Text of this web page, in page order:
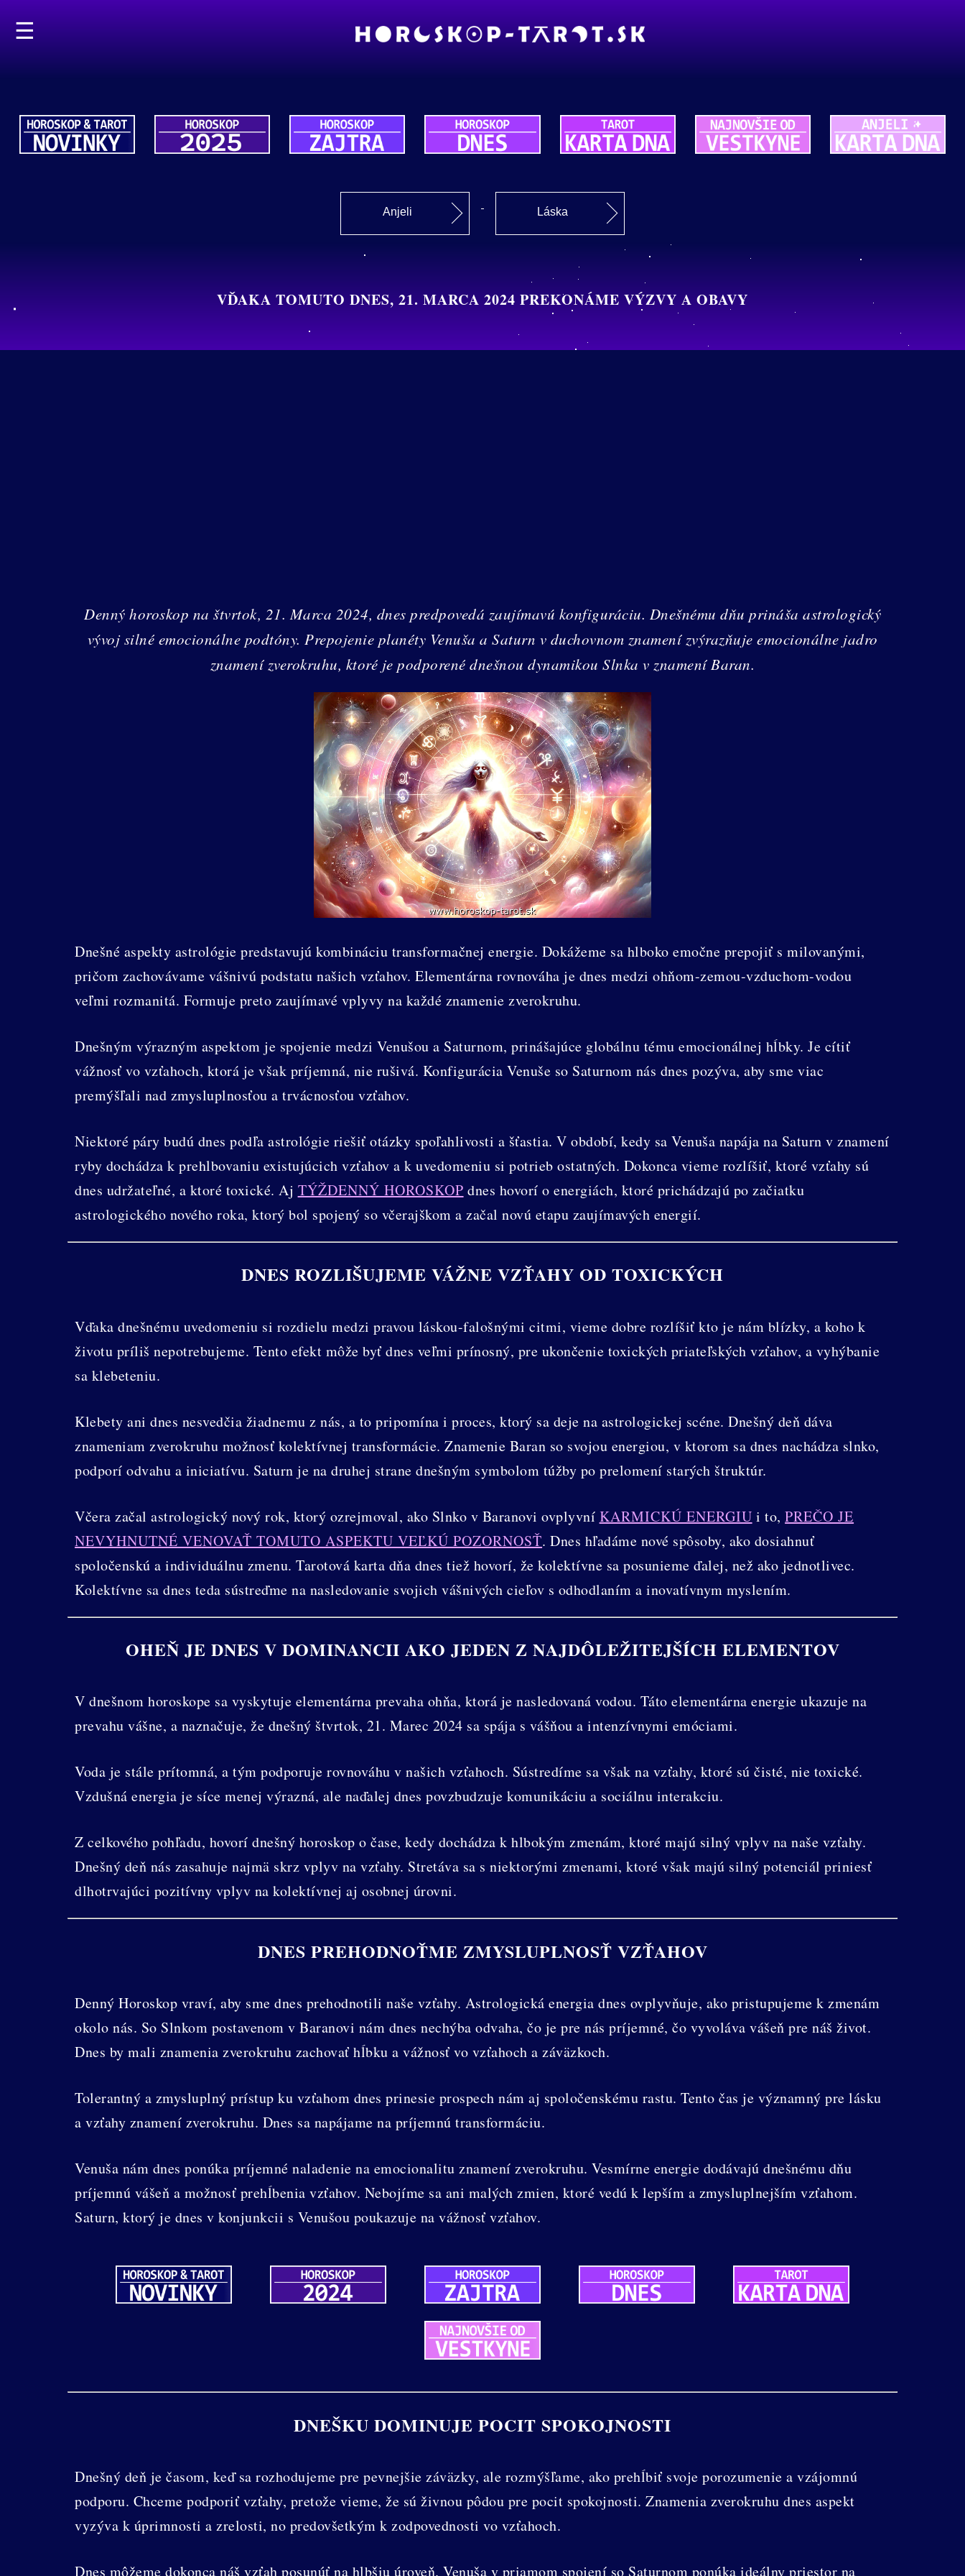
☰
Anjeli Láska
VĎAKA TOMUTO DNES, 21. MARCA 2024 PREKONÁME VÝZVY A OBAVY
Denný horoskop na štvrtok, 21. Marca 2024, dnes predpovedá zaujímavú konfiguráciu. Dnešnému dňu prináša astrologický
vývoj silné emocionálne podtóny. Prepojenie planéty Venuša a Saturn v duchovnom znamení zvýrazňuje emocionálne jadro
znamení zverokruhu, ktoré je podporené dnešnou dynamikou Slnka v znamení Baran.
Dnešné aspekty astrológie predstavujú kombináciu transformačnej energie. Dokážeme sa hlboko emočne prepojiť s milovanými,
pričom zachovávame vášnivú podstatu našich vzťahov. Elementárna rovnováha je dnes medzi ohňom-zemou-vzduchom-vodou
veľmi rozmanitá. Formuje preto zaujímavé vplyvy na každé znamenie zverokruhu.
Dnešným výrazným aspektom je spojenie medzi Venušou a Saturnom, prinášajúce globálnu tému emocionálnej hĺbky. Je cítiť
vážnosť vo vzťahoch, ktorá je však príjemná, nie rušivá. Konfigurácia Venuše so Saturnom nás dnes pozýva, aby sme viac
premýšľali nad zmysluplnosťou a trvácnosťou vzťahov.
Niektoré páry budú dnes podľa astrológie riešiť otázky spoľahlivosti a šťastia. V období, kedy sa Venuša napája na Saturn v znamení
ryby dochádza k prehlbovaniu existujúcich vzťahov a k uvedomeniu si potrieb ostatných. Dokonca vieme rozlíšiť, ktoré vzťahy sú
dnes udržateľné, a ktoré toxické. Aj TÝŽDENNÝ HOROSKOP dnes hovorí o energiách, ktoré prichádzajú po začiatku
astrologického nového roka, ktorý bol spojený so včerajškom a začal novú etapu zaujímavých energií.
DNES ROZLIŠUJEME VÁŽNE VZŤAHY OD TOXICKÝCH
Vďaka dnešnému uvedomeniu si rozdielu medzi pravou láskou-falošnými citmi, vieme dobre rozlíšiť kto je nám blízky, a koho k
životu príliš nepotrebujeme. Tento efekt môže byť dnes veľmi prínosný, pre ukončenie toxických priateľských vzťahov, a vyhýbanie
sa klebeteniu.
Klebety ani dnes nesvedčia žiadnemu z nás, a to pripomína i proces, ktorý sa deje na astrologickej scéne. Dnešný deň dáva
znameniam zverokruhu možnosť kolektívnej transformácie. Znamenie Baran so svojou energiou, v ktorom sa dnes nachádza slnko,
podporí odvahu a iniciatívu. Saturn je na druhej strane dnešným symbolom túžby po prelomení starých štruktúr.
Včera začal astrologický nový rok, ktorý ozrejmoval, ako Slnko v Baranovi ovplyvní KARMICKÚ ENERGIU i to,PREČO JE
NEVYHNUTNÉ VENOVAŤ TOMUTO ASPEKTU VEĽKÚ POZORNOSŤ. Dnes hľadáme nové spôsoby, ako dosiahnuť
spoločenskú a individuálnu zmenu. Tarotová karta dňa dnes tiež hovorí, že kolektívne sa posunieme ďalej, než ako jednotlivec.
Kolektívne sa dnes teda sústreďme na nasledovanie svojich vášnivých cieľov s odhodlaním a inovatívnym myslením.
OHEŇ JE DNES V DOMINANCII AKO JEDEN Z NAJDÔLEŽITEJŠÍCH ELEMENTOV
V dnešnom horoskope sa vyskytuje elementárna prevaha ohňa, ktorá je nasledovaná vodou. Táto elementárna energie ukazuje na
prevahu vášne, a naznačuje, že dnešný štvrtok, 21. Marec 2024 sa spája s vášňou a intenzívnymi emóciami.
Voda je stále prítomná, a tým podporuje rovnováhu v našich vzťahoch. Sústredíme sa však na vzťahy, ktoré sú čisté, nie toxické.
Vzdušná energia je síce menej výrazná, ale naďalej dnes povzbudzuje komunikáciu a sociálnu interakciu.
Z celkového pohľadu, hovorí dnešný horoskop o čase, kedy dochádza k hlbokým zmenám, ktoré majú silný vplyv na naše vzťahy.
Dnešný deň nás zasahuje najmä skrz vplyv na vzťahy. Stretáva sa s niektorými zmenami, ktoré však majú silný potenciál priniesť
dlhotrvajúci pozitívny vplyv na kolektívnej aj osobnej úrovni.
DNES PREHODNOŤME ZMYSLUPLNOSŤ VZŤAHOV
Denný Horoskop vraví, aby sme dnes prehodnotili naše vzťahy. Astrologická energia dnes ovplyvňuje, ako pristupujeme k zmenám
okolo nás. So Slnkom postavenom v Baranovi nám dnes nechýba odvaha, čo je pre nás príjemné, čo vyvoláva vášeň pre náš život.
Dnes by mali znamenia zverokruhu zachovať hĺbku a vážnosť vo vzťahoch a záväzkoch.
Tolerantný a zmysluplný prístup ku vzťahom dnes prinesie prospech nám aj spoločenskému rastu. Tento čas je významný pre lásku
a vzťahy znamení zverokruhu. Dnes sa napájame na príjemnú transformáciu.
Venuša nám dnes ponúka príjemné naladenie na emocionalitu znamení zverokruhu. Vesmírne energie dodávajú dnešnému dňu
príjemnú vášeň a možnosť prehĺbenia vzťahov. Nebojíme sa ani malých zmien, ktoré vedú k lepším a zmysluplnejším vzťahom.
Saturn, ktorý je dnes v konjunkcii s Venušou poukazuje na vážnosť vzťahov.
DNEŠKU DOMINUJE POCIT SPOKOJNOSTI
Dnešný deň je časom, keď sa rozhodujeme pre pevnejšie záväzky, ale rozmýšľame, ako prehĺbiť svoje porozumenie a vzájomnú
podporu. Chceme podporiť vzťahy, pretože vieme, že sú živnou pôdou pre pocit spokojnosti. Znamenia zverokruhu dnes aspekt
vyzýva k úprimnosti a zrelosti, no predovšetkým k zodpovednosti vo vzťahoch.
Dnes môžeme dokonca náš vzťah posunúť na hlbšiu úroveň. Venuša v priamom spojení so Saturnom ponúka ideálny priestor na